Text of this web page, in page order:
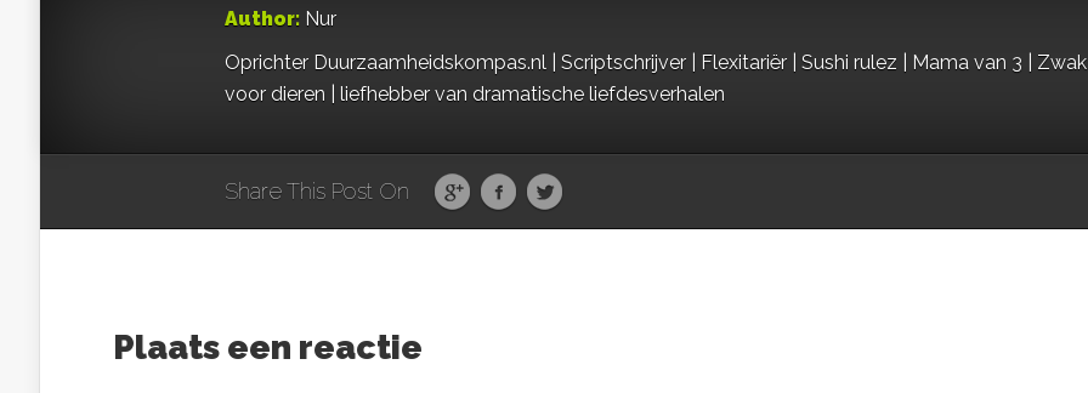
Author: Nur
Oprichter Duurzaamheidskompas.nl | Scriptschrijver | Flexitariër | Sushi rulez | Mama van 3 | Zwak
voor dieren | liefhebber van dramatische liefdesverhalen
Share This Post On
Plaats een reactie